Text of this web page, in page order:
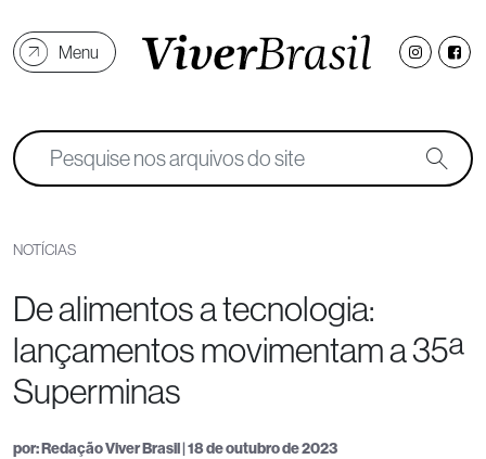
Menu
NOTÍCIAS
De alimentos a tecnologia:
lançamentos movimentam a 35ª
Superminas
por: Redação Viver Brasil | 18 de outubro de 2023